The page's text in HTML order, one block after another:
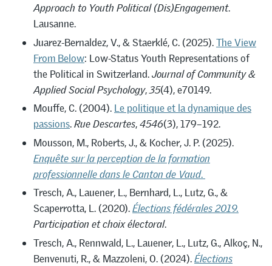
Approach to Youth Political (Dis)Engagement.
Lausanne.
Juarez-Bernaldez, V., & Staerklé, C. (2025).The View
From Below: Low-Status Youth Representations of
the Political in Switzerland.Journal of Community &
Applied Social Psychology,35(4), e70149.
Mouffe, C. (2004). Le politique et la dynamique des
passions.Rue Descartes,4546(3), 179–192.
Mousson, M., Roberts, J., & Kocher, J. P. (2025).
Enquête sur la perception de la formation
professionnelle dans le Canton de Vaud.
Tresch, A., Lauener, L., Bernhard, L., Lutz, G., &
Scaperrotta, L. (2020).Élections fédérales 2019.
Participation et choix électoral.
Tresch, A., Rennwald, L., Lauener, L., Lutz, G., Alkoç, N.,
Benvenuti, R., & Mazzoleni, O. (2024).Élections